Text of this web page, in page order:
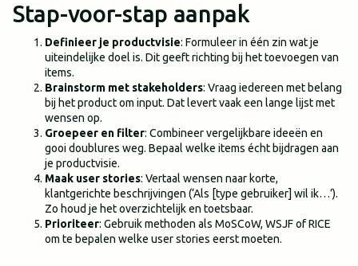
Stap-voor-stap aanpak
Definieer je productvisie: Formuleer in één zin wat je
uiteindelijke doel is. Dit geeft richting bij het toevoegen van
items.
Brainstorm met stakeholders: Vraag iedereen met belang
bij het product om input. Dat levert vaak een lange lijst met
wensen op.
Groepeer en filter: Combineer vergelijkbare ideeën en
gooi doublures weg. Bepaal welke items écht bijdragen aan
je productvisie.
Maak user stories: Vertaal wensen naar korte,
klantgerichte beschrijvingen (‘Als [type gebruiker] wil ik…’).
Zo houd je het overzichtelijk en toetsbaar.
Prioriteer: Gebruik methoden als MoSCoW, WSJF of RICE
om te bepalen welke user stories eerst moeten.